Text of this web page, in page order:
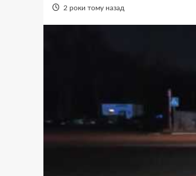
2 роки тому назад